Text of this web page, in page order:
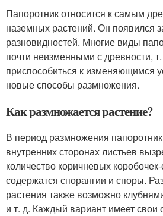
Папоротник относится к самым
наземных растений. Он появился
разновидностей. Многие виды
почти неизменными с древности,
приспособиться к изменяющимся
новые способы размножения.
Как размножается растение?
В период размножения
внутренних сторонах листьев
количество коричневых
содержатся спорангии и споры.
растения также возможно
и т. д. Каждый вариант имеет свои